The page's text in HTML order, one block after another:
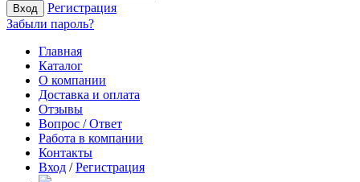
Вход
Регистрация
Забыли пароль?
Главная
Каталог
О компании
Доставка и оплата
Отзывы
Вопрос / Ответ
Работа в компании
Контакты
Вход /Регистрация